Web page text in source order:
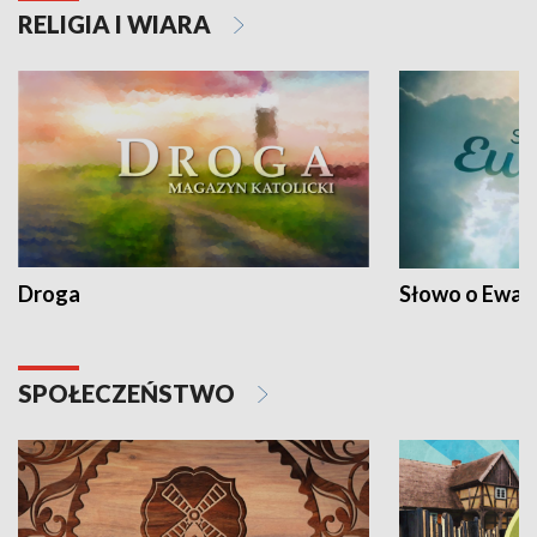
RELIGIA I WIARA
Droga Słowo o
SPOŁECZEŃSTWO